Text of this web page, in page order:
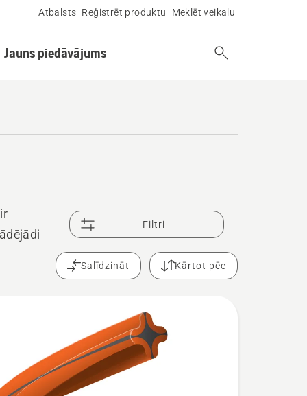
Atbalsts Reģistrēt produktu Meklēt veikalu
Jauns piedāvājums
Filtri
Salīdzināt Kārtot pēc